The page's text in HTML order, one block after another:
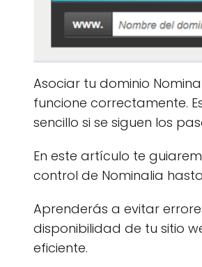
Asociar tu dominio
funcione correctamente.
sencillo si se siguen los
En este artículo te
control de Nominalia
Aprenderás a evitar
disponibilidad de tu sitio
eficiente.